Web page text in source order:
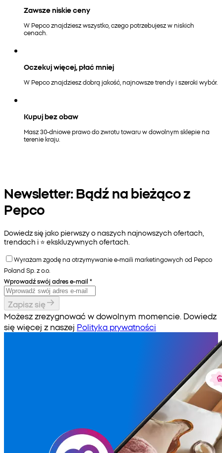
Zawsze niskie ceny
W Pepco znajdziesz wszystko, czego potrzebujesz w niskich
cenach.
Oczekuj więcej, płać mniej
W Pepco znajdziesz dobrą jakość, najnowsze trendy i szeroki wybór.
Kupuj bez obaw
Masz 30-dniowe prawo do zwrotu towaru w dowolnym sklepie na
terenie kraju.
Newsletter: Bądź na bieżąco z
Pepco
Dowiedz się jako pierwszy o naszych najnowszych ofertach,
trendach i ⭐️ ekskluzywnych ofertach.
Wyrażam zgodę na otrzymywanie e-maili marketingowych od Pepco
Poland Sp. z o.o.
Wprowadź swój adres e-mail *
Zapisz się
Możesz zrezygnować w dowolnym momencie. Dowiedz
się więcej z naszej Polityka prywatności